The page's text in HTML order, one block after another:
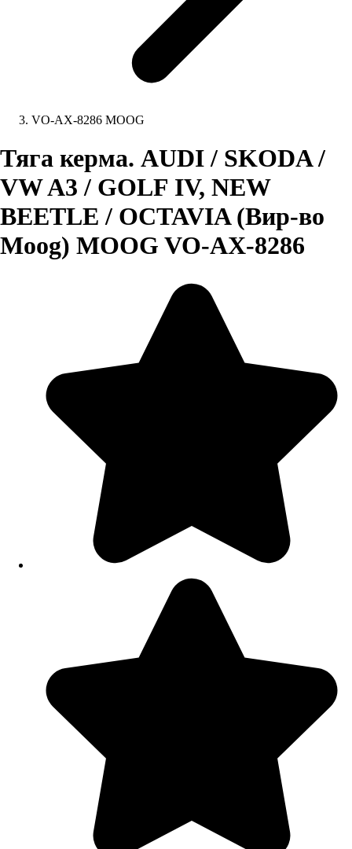
VO-AX-8286 MOOG
Тяга керма. AUDI / SKODA /
VW A3 / GOLF IV, NEW
BEETLE / OCTAVIA (Вир-во
Moog) MOOG VO-AX-8286